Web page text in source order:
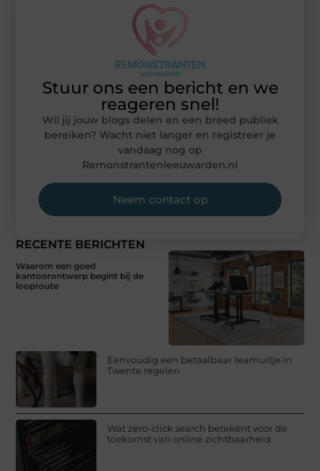
RECENTE BERICHTEN
Waarom een goed
kantoorontwerp begint bij de
looproute
Eenvoudig een betaalbaar teamuitje in
Twente regelen
Wat zero-click search betekent voor de
toekomst van online zichtbaarheid
Stuur ons een bericht en we
reageren snel!
Wil jij jouw blogs delen en een breed publiek
bereiken? Wacht niet langer en registreer je
vandaag nog op
Remonstrantenleeuwarden.nl
Neem contact op